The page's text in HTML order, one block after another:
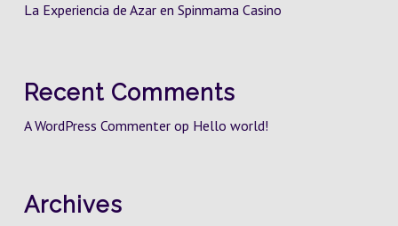
La Experiencia de Azar en Spinmama Casino
Recent Comments
A WordPress Commenterop Hello world!
Archives